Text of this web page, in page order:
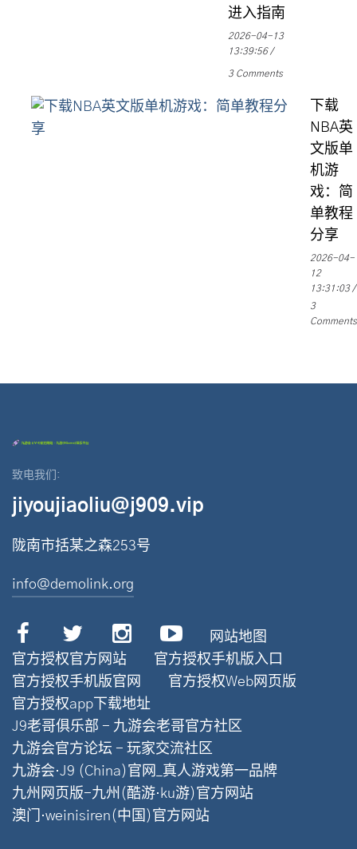
进入指南
2026-04-13
13:39:56
3 Comments
下载
NBA英
文版单
机游
戏：简
单教程
分享
2026-04-
12
13:31:03
3
Comments
致电我们:
jiyoujiaoliu@j909.vip
陇南市括某之森253号
info@demolink.org
网站地图
官方授权官方网站
官方授权手机版入口
官方授权手机版官网
官方授权Web网页版
官方授权app下载地址
J9老哥俱乐部 - 九游会老哥官方社区
九游会官方论坛 - 玩家交流社区
九游会·J9 (China)官网_真人游戏第一品牌
九州网页版-九州(酷游·ku游)官方网站
澳门·weinisiren(中国)官方网站